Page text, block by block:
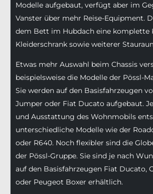
Modelle aufgebaut, verfügt aber im
Vanster über mehr Reise-Equipment.
dem Bett im Hubdach eine komplette
Kleiderschrank sowie weiterer
Etwas mehr Auswahl beim Chassis
beispielsweise die Modelle der Pössl-
Sie werden auf den Basisfahrzeugen
Jumper oder Fiat Ducato aufgebaut.
und Ausstattung des Wohnmobils
unterschiedliche Modelle wie der
oder R640. Noch flexibler sind die
der Pössl-Gruppe. Sie sind je nach
auf den Basisfahrzeugen Fiat Ducato,
oder Peugeot Boxer erhältlich.